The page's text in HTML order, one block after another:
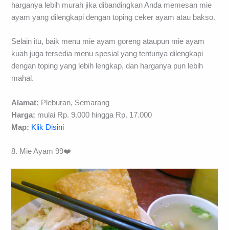
harganya lebih murah jika dibandingkan Anda memesan mie
ayam yang dilengkapi dengan toping ceker ayam atau bakso.
Selain itu, baik menu mie ayam goreng ataupun mie ayam
kuah juga tersedia menu spesial yang tentunya dilengkapi
dengan toping yang lebih lengkap, dan harganya pun lebih
mahal.
Alamat: Pleburan, Semarang
Harga: mulai Rp. 9.000 hingga Rp. 17.000
Map: Klik Disini
8. Mie Ayam 99❤️